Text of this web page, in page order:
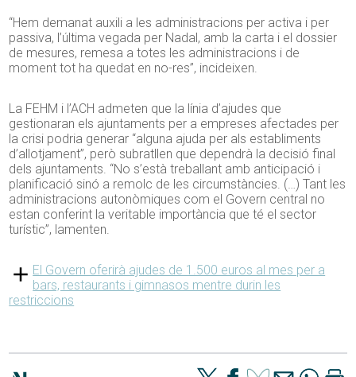
“Hem demanat auxili a les administracions per activa i per
passiva, l’última vegada per Nadal, amb la carta i el dossier
de mesures, remesa a totes les administracions i de
moment tot ha quedat en no-res”, incideixen.
La FEHM i l’ACH admeten que la línia d’ajudes que
gestionaran els ajuntaments per a empreses afectades per
la crisi podria generar “alguna ajuda per als establiments
d’allotjament”, però subratllen que dependrà la decisió final
dels ajuntaments. “No s’està treballant amb anticipació i
planificació sinó a remolc de les circumstàncies. (…) Tant les
administracions autonòmiques com el Govern central no
estan conferint la veritable importància que té el sector
turístic”, lamenten.
El Govern oferirà ajudes de 1.500 euros al mes per a
bars, restaurants i gimnasos mentre durin les
restriccions